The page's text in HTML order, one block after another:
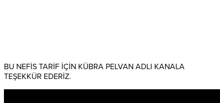
BU NEFİS TARİF İÇİN KÜBRA PELVAN ADLI KANALA
TEŞEKKÜR EDERİZ.